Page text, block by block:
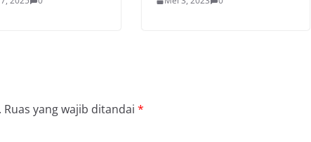
Ruas yang wajib ditandai *